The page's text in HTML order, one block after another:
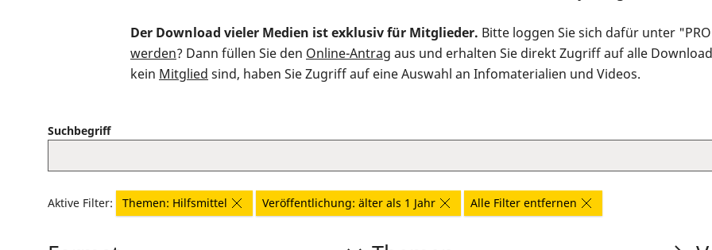
Der Download vieler Medien ist exklusiv für Mitglieder. Bitte loggen Sie sich dafür unter
werden? Dann füllen Sie den Online-Antrag aus und erhalten Sie direkt Zugriff auf alle
kein Mitglied sind, haben Sie Zugriff auf eine Auswahl an Infomaterialien und Videos.
Suchbegriff
Aktive Filter: Themen: Hilfsmittel Veröffentlichung: älter als 1 Jahr Alle Filter entfernen